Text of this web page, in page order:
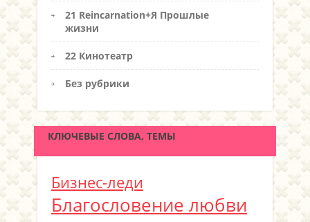
21 Reincarnation+Я Прошлые
жизни
22 Кинотеатр
Без рубрики
КЛЮЧЕВЫЕ СЛОВА, ТЕМЫ
Бизнес-леди
Благословение любви